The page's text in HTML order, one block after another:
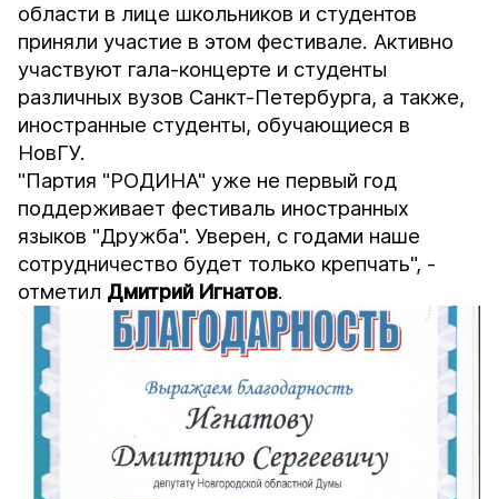
области в лице школьников и студентов
приняли участие в этом фестивале. Активно
участвуют гала-концерте и студенты
различных вузов Санкт-Петербурга, а также,
иностранные студенты, обучающиеся в
НовГУ.
"Партия "РОДИНА" уже не первый год
поддерживает фестиваль иностранных
языков "Дружба". Уверен, с годами наше
сотрудничество будет только крепчать", -
отметил Дмитрий Игнатов.